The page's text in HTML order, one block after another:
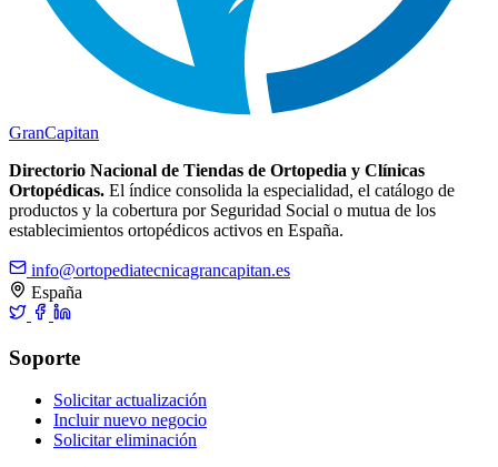
GranCapitan
Directorio Nacional de Tiendas de Ortopedia y Clínicas
Ortopédicas. El índice consolida la especialidad, el catálogo de
productos y la cobertura por Seguridad Social o mutua de los
establecimientos ortopédicos activos en España.
info@ortopediatecnicagrancapitan.es
España
Soporte
Solicitar actualización
Incluir nuevo negocio
Solicitar eliminación